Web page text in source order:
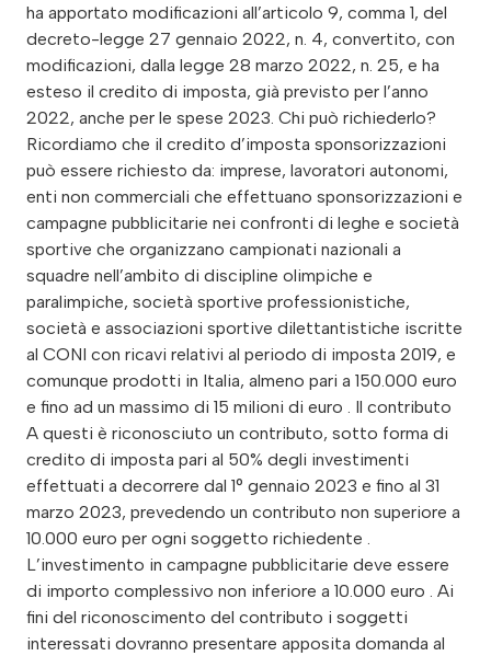
ha apportato modificazioni all’articolo 9, comma 1, del
decreto-legge 27 gennaio 2022, n. 4, convertito, con
modificazioni, dalla legge 28 marzo 2022, n. 25, e ha
esteso il credito di imposta, già previsto per l’anno
2022, anche per le spese 2023. Chi può richiederlo?
Ricordiamo che il credito d’imposta sponsorizzazioni
può essere richiesto da: imprese, lavoratori autonomi,
enti non commerciali che effettuano sponsorizzazioni e
campagne pubblicitarie nei confronti di leghe e società
sportive che organizzano campionati nazionali a
squadre nell’ambito di discipline olimpiche e
paralimpiche, società sportive professionistiche,
società e associazioni sportive dilettantistiche iscritte
al CONI con ricavi relativi al periodo di imposta 2019, e
comunque prodotti in Italia, almeno pari a 150.000 euro
e fino ad un massimo di 15 milioni di euro . Il contributo
A questi è riconosciuto un contributo, sotto forma di
credito di imposta pari al 50% degli investimenti
effettuati a decorrere dal 1° gennaio 2023 e fino al 31
marzo 2023, prevedendo un contributo non superiore a
10.000 euro per ogni soggetto richiedente .
L’investimento in campagne pubblicitarie deve essere
di importo complessivo non inferiore a 10.000 euro . Ai
fini del riconoscimento del contributo i soggetti
interessati dovranno presentare apposita domanda al